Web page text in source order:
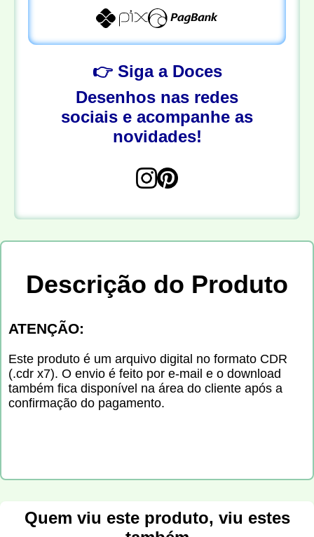
👉 Siga a Doces
Desenhos nas redes
sociais e acompanhe as
novidades!
Descrição do Produto
ATENÇÃO:
Este produto é um arquivo digital no formato CDR
(.cdr x7). O envio é feito por e-mail e o download
também fica disponível na área do cliente após a
confirmação do pagamento.
Quem viu este produto, viu estes